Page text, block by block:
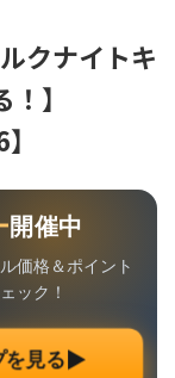
クナイトキ
】
開催中
価格＆ポイント
ック！
見る▶